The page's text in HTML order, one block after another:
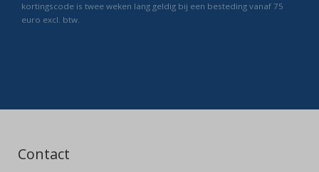
kortingscode is twee weken lang geldig bij een besteding vanaf 75
euro excl. btw.
Contact